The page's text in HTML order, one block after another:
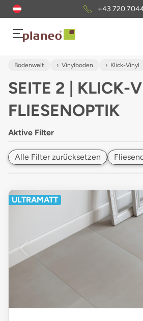
Kostenloser
Bodenwelt Vinylboden Klick-Vinyl
SEITE 2 | KLICK-
FLIESENOPTIK
Aktive Filter
Alle Filter zurücksetzen
ULTRAMATT